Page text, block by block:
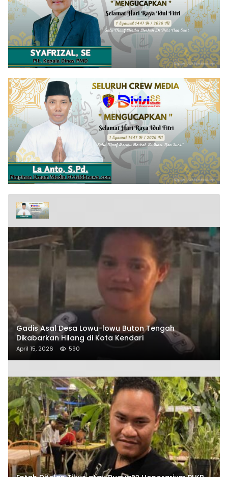
Gadis Asal Desa Lowu-lowu Buton Tengah
Dikabarkan Hilang di Kota Kendari
April 15, 2026 590